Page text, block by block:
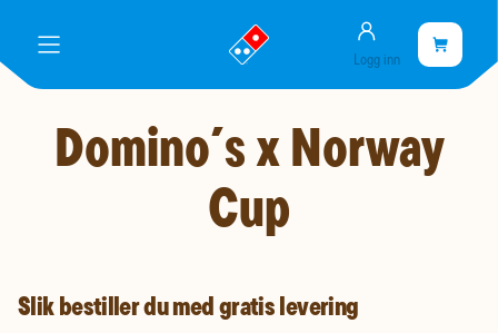
meny
gå
til
landingssiden
Konto
Logg inn
er
tom
Domino´s x Norway
Cup
Slik bestiller du med gratis levering